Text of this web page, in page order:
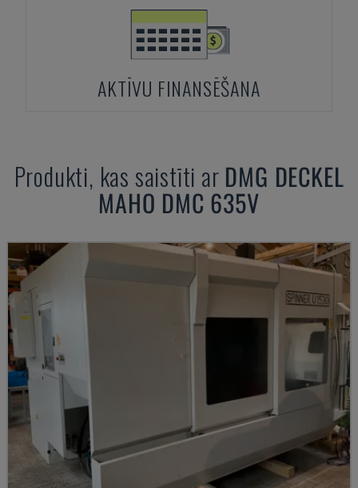
AKTĪVU FINANSĒŠANA
Produkti, kas saistīti ar DMG DECKEL
MAHO DMC 635V